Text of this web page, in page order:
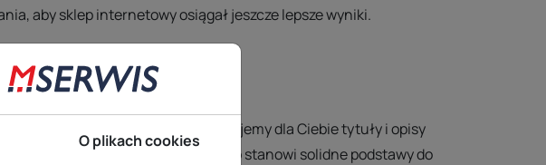
aby sklep internetowy osiągał jeszcze lepsze wyniki.
SEO
ramach naszej usługi wygenerujemy dla Ciebie tytuły i opisy
pod kątem SEO, co stanowi solidne podstawy do
O plikach cookies